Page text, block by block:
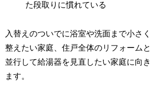
た段取りに慣れている
入替えのついでに浴室や洗面まで小さく
整えたい家庭、住戸全体のリフォームと
並行して給湯器を見直したい家庭に向き
ます。